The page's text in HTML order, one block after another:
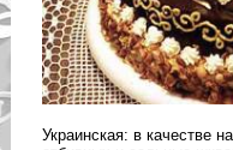
Украинская: в качестве